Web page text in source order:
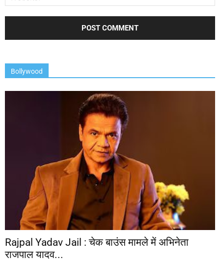
Bollywood
Rajpal Yadav Jail : चेक बाउंस मामले में अभिनेता
राजपाल यादव...